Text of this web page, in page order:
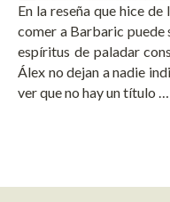
En la reseña que hice de
comer a Barbaric puede
espíritus de paladar
Álex no dejan a nadie
ver que no hay un título …